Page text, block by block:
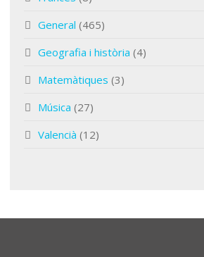
General (465)
Geografia i història (4)
Matemàtiques (3)
Música (27)
Valencià (12)